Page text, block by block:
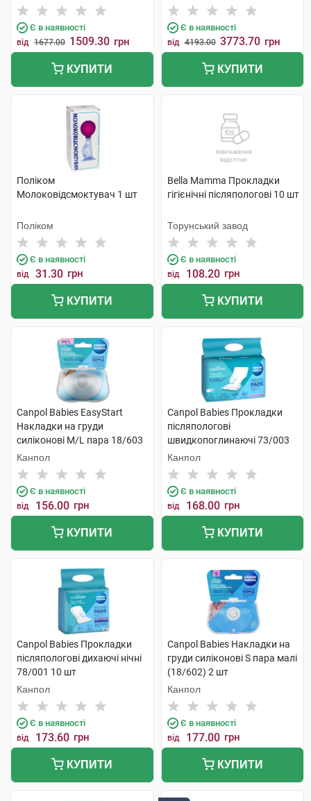
Є в наявності
від 1677.00 1509.30 грн
КУПИТИ
Є в наявності
від 4193.00 3773.70 грн
КУПИТИ
Поліком
Молоковідсмоктувач 1 шт
Поліком
Є в наявності
від 31.30 грн
КУПИТИ
Bella Мamma Прокладки
гiгiєнiчнi післяпологові 10 шт
Торунський завод
Є в наявності
від 108.20 грн
КУПИТИ
Canpol Babies EasyStart
Накладки на груди
силіконові M/L пара 18/603
2 шт
Канпол
Є в наявності
від 156.00 грн
КУПИТИ
Canpol Babies Прокладки
післяпологові
швидкопоглинаючі 73/003
10 шт
Канпол
Є в наявності
від 168.00 грн
КУПИТИ
Canpol Babies Прокладки
післяпологові дихаючі нічні
78/001 10 шт
Канпол
Є в наявності
від 173.60 грн
КУПИТИ
Canpol Babies Накладки на
груди силіконові S пара малі
(18/602) 2 шт
Канпол
Є в наявності
від 177.00 грн
КУПИТИ